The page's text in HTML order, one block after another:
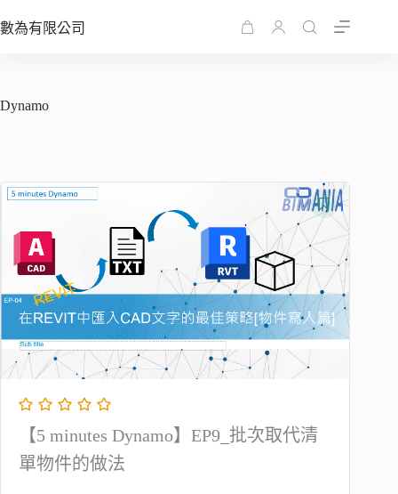
至
容
數為有限公司
購
Dynamo
【5 minutes Dynamo】EP9_批次取代清
單物件的做法